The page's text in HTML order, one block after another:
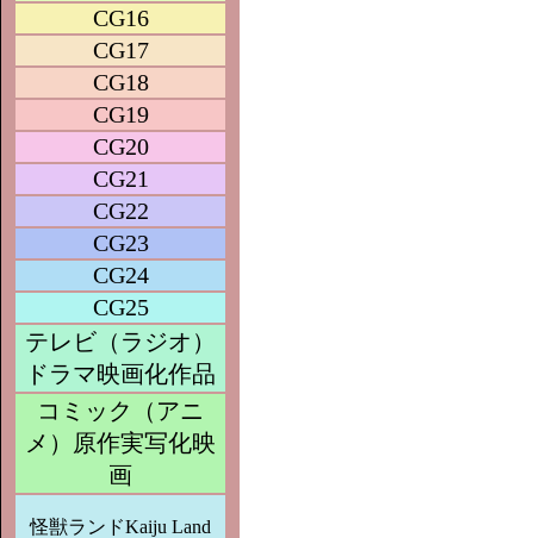
CG16
CG17
CG18
CG19
CG20
CG21
CG22
CG23
CG24
CG25
テレビ（ラジオ）
ドラマ映画化作品
コミック（アニ
メ）原作実写化映
画
怪獣ランドKaiju Land